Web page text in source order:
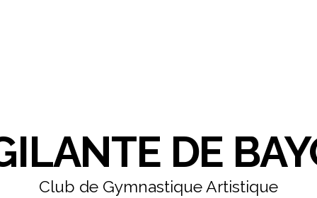
DE
Club de Gymnastique Artistique